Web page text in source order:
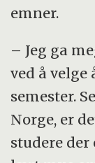
emner.
– Jeg ga
ved å velge
semester.
Norge, er
studere der